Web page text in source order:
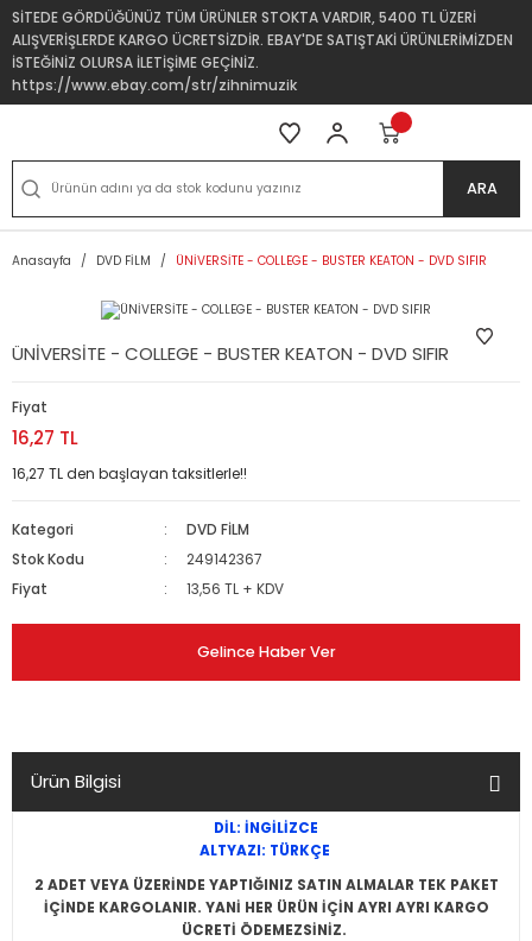
SİTEDE GÖRDÜĞÜNÜZ TÜM ÜRÜNLER STOKTA VARDIR, 5400 TL ÜZERİ
ALIŞVERİŞLERDE KARGO ÜCRETSİZDİR. EBAY'DE SATIŞTAKİ ÜRÜNLERİMİZDEN
İSTEĞİNİZ OLURSA İLETİŞİME GEÇİNİZ.
https://www.ebay.com/str/zihnimuzik
ARA
Anasayfa DVD FİLM ÜNİVERSİTE - COLLEGE - BUSTER KEATON - DVD SIFIR
ÜNİVERSİTE - COLLEGE - BUSTER KEATON - DVD SIFIR
Fiyat
16,27 TL
16,27 TL den başlayan taksitlerle!!
Kategori
DVD FİLM
Stok Kodu
249142367
Fiyat
13,56 TL + KDV
Gelince Haber Ver
Ürün Bilgisi
DİL: İNGİLİZCE
ALTYAZI: TÜRKÇE
2 ADET VEYA ÜZERİNDE YAPTIĞINIZ SATIN ALMALAR TEK PAKET
İÇİNDE KARGOLANIR. YANİ HER ÜRÜN İÇİN AYRI AYRI KARGO
ÜCRETİ ÖDEMEZSİNİZ.